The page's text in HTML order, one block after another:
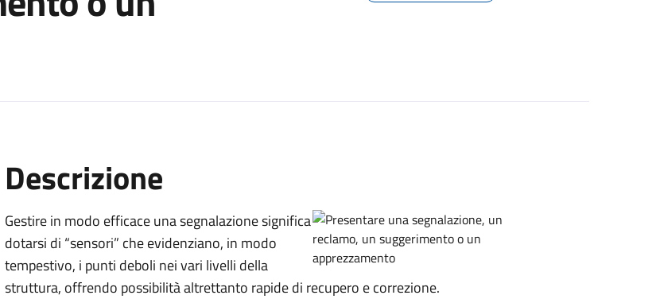
Descrizione
Gestire in modo efficace una segnalazione significa
dotarsi di “sensori” che evidenziano, in modo
tempestivo, i punti deboli nei vari livelli della
struttura, offrendo possibilità altrettanto rapide di recupero e correzione.